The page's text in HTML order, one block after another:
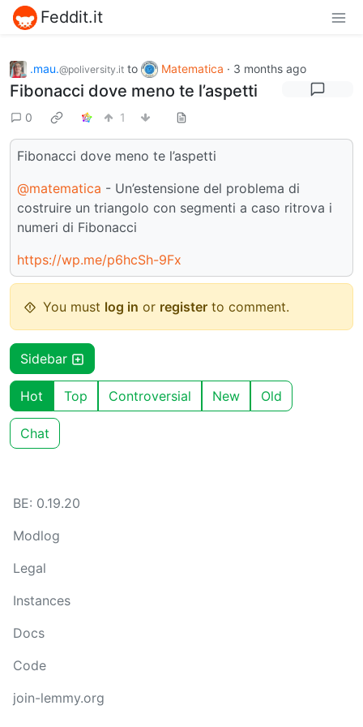
Feddit.it
.mau.@poliversity.it to Matematica · 3 months ago
Fibonacci dove meno te l’aspetti
0 1
Fibonacci dove meno te l’aspetti
@matematica - Un’estensione del problema di
costruire un triangolo con segmenti a caso ritrova i
numeri di Fibonacci
https://wp.me/p6hcSh-9Fx
You must log in or register to comment.
Sidebar
Hot Top Controversial New Old
Chat
BE: 0.19.20
Modlog
Legal
Instances
Docs
Code
join-lemmy.org